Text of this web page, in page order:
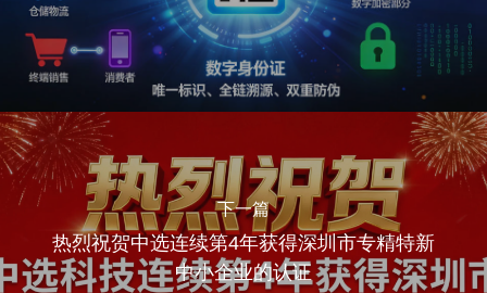
下一篇
热烈祝贺中选连续第4年获得深圳市专精特新
中小企业的认证